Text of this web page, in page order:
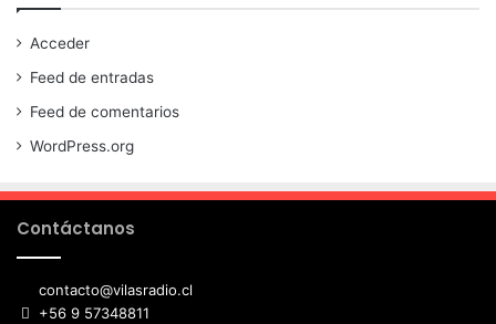
Acceder
Feed de entradas
Feed de comentarios
WordPress.org
Contáctanos
contacto@vilasradio.cl
+56 9 57348811